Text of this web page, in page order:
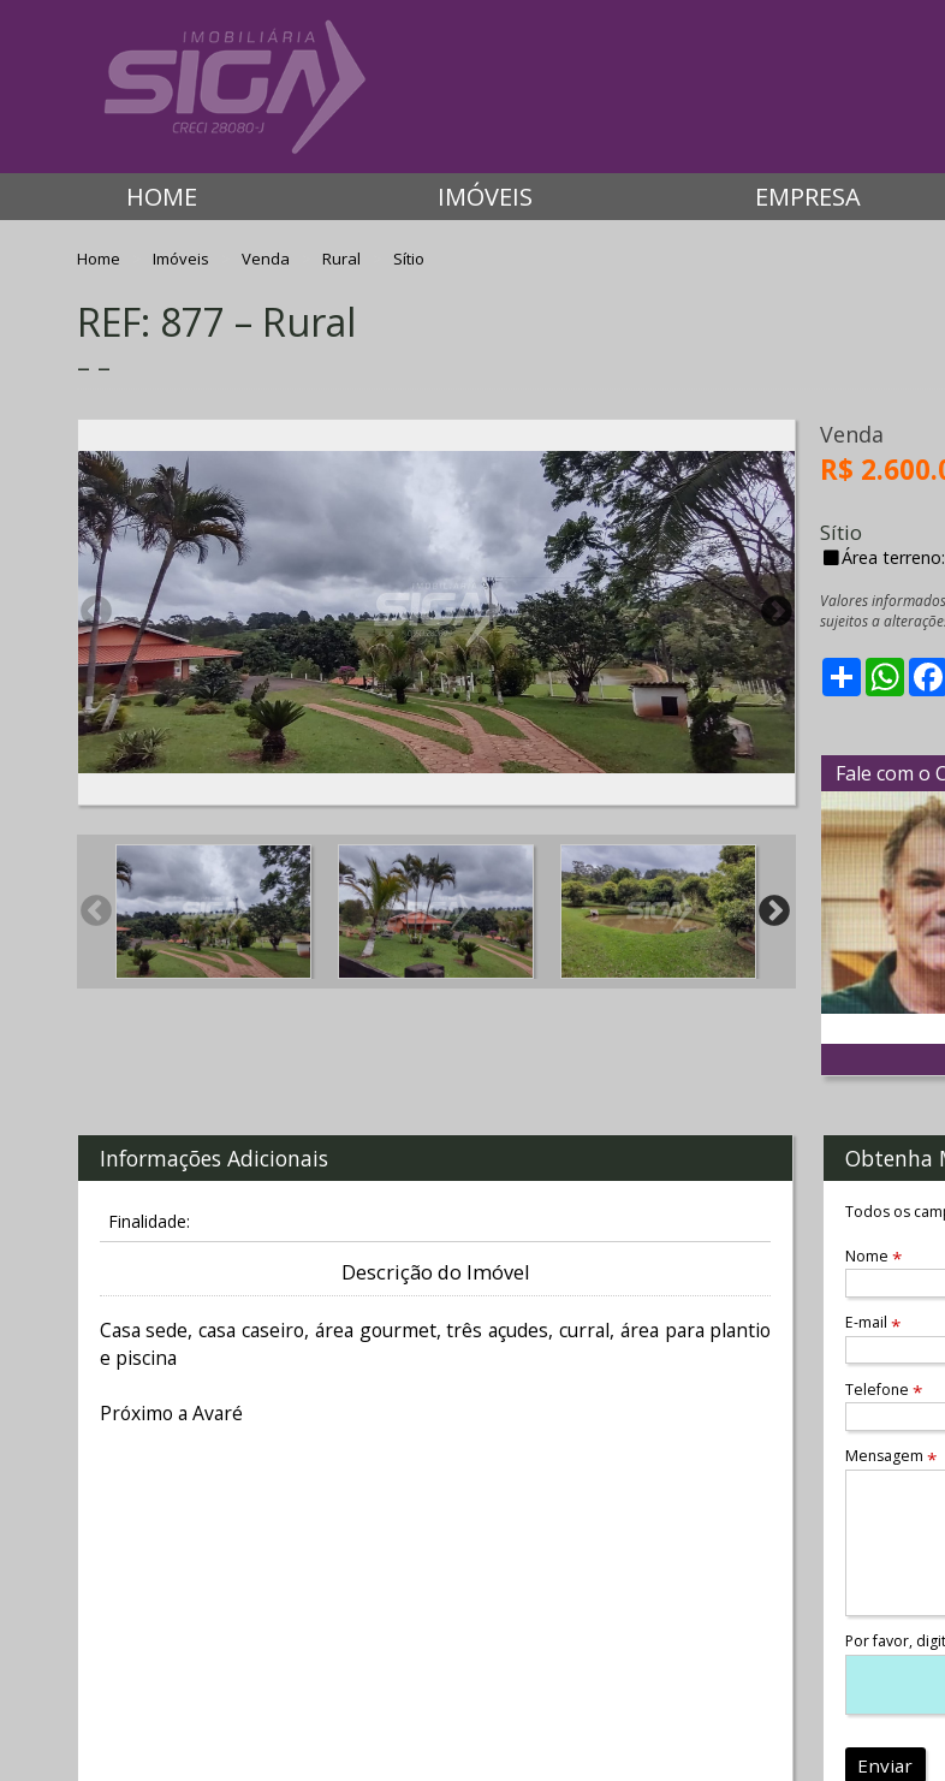
HOME IMÓVEIS EMPRESA
Home Imóveis Venda Rural Sítio
REF: 877 – Rural
– –
Venda
R$
Sítio
Área
Valores
sujeitos a
Share
Fale com o
Informações Adicionais
Finalidade:
Descrição do Imóvel
Casa sede, casa caseiro, área gourmet, três açudes, curral, área para plantio
e piscina
Próximo a Avaré
Obtenha
Todos os
Nome *
E-mail *
Telefone *
Mensagem *
Por favor,
Enviar